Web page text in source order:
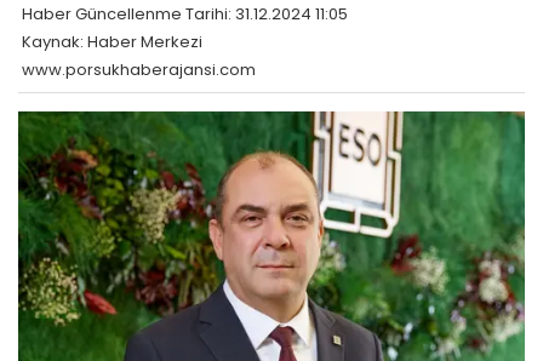
Haber Güncellenme Tarihi: 31.12.2024 11:05
Kaynak: Haber Merkezi
www.porsukhaberajansi.com